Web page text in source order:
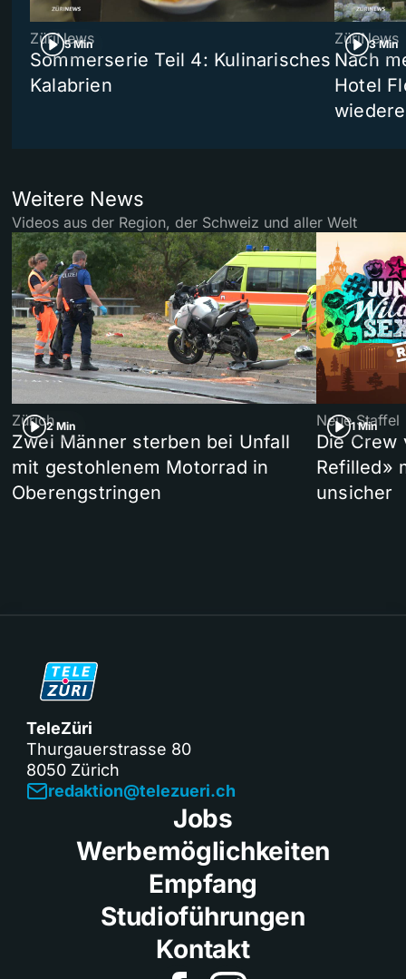
5 Min
ZüriNews
Sommerserie Teil 4: Kulinarisches
Kalabrien
3 Min
ZüriNews
Nach
Hotel
Weitere News
Videos aus der Region, der Schweiz und aller Welt
2 Min
Zürich
Zwei Männer sterben bei Unfall
mit gestohlenem Motorrad in
Oberengstringen
1 Min
Neue Staffel
Die Crew
Refilled»
unsicher
TeleZüri
Thurgauerstrasse 80
8050 Zürich
redaktion@telezueri.ch
Jobs
Werbemöglichkeiten
Empfang
Studioführungen
Kontakt